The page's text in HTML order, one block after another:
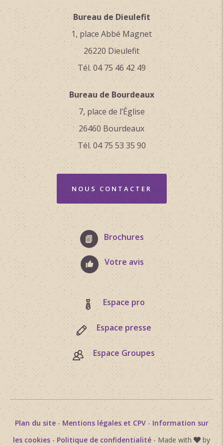
Distance depuis le point de départ: 12 km
Classement & Labels
Bureau de Dieulefit
1, place Abbé Magnet
26220 Dieulefit
Tél. 04 75 46 42 49
Bureau de Bourdeaux
7, place de l’Église
26460 Bourdeaux
Tél. 04 75 53 35 90
NOUS CONTACTER
Brochures
Votre avis
Espace pro
Espace presse
Espace Groupes
Plan du site- Mentions légales et CPV- Information sur
les cookies - Politique de confidentialité - Made with by